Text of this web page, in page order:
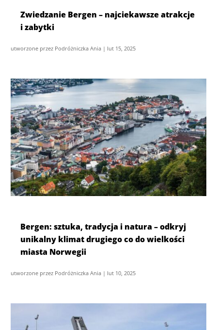
Zwiedzanie Bergen – najciekawsze atrakcje
i zabytki
utworzone przez Podróżniczka Ania | lut 15, 2025
Bergen: sztuka, tradycja i natura – odkryj
unikalny klimat drugiego co do wielkości
miasta Norwegii
utworzone przez Podróżniczka Ania | lut 10, 2025